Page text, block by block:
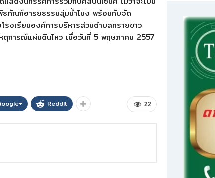
ณฑ์อารยธรรมลุ่มน้ำโขง พร้อมกับจัด
รงเรียนองค์การบริหารส่วนตำบลทรายขาว
ตุการณ์แผ่นดินไหว เมื่อวันที่ 5 พฤษภาคม 2557
22
ReddIt